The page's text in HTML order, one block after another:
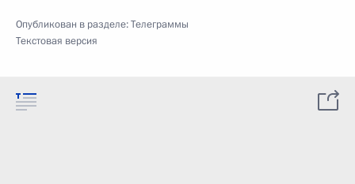
Опубликован в разделе:Телеграммы
Текстовая версия